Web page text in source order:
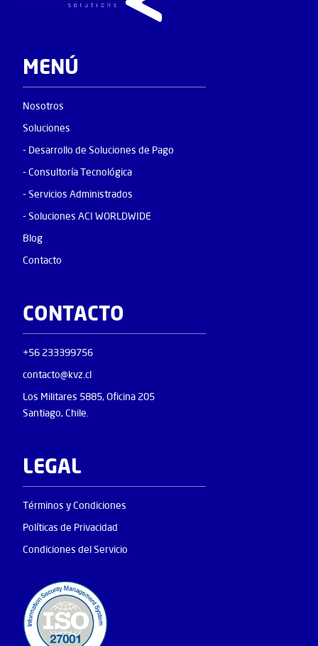
MENÚ
Nosotros
Soluciones
- Desarrollo de Soluciones de Pago
- Consultoría Tecnológica
- Servicios Administrados
- Soluciones ACI WORLDWIDE
Blog
Contacto
CONTACTO
+56 233399756
contacto@kvz.cl
Los Militares 5885, Oficina 205
Santiago, Chile.
LEGAL
Términos y Condiciones
Políticas de Privacidad
Condiciones del Servicio